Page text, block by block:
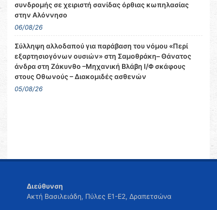
συνδρομής σε χειριστή σανίδας όρθιας κωπηλασίας
στην Αλόννησο
06/08/26
Σύλληψη αλλοδαπού για παράβαση του νόμου «Περί
εξαρτησιογόνων ουσιών» στη Σαμοθράκη– Θάνατος
άνδρα στη Ζάκυνθο –Μηχανική Βλάβη Ι/Φ σκάφους
στους Οθωνούς – Διακομιδές ασθενών
05/08/26
Διεύθυνση
Ακτή Βασιλειάδη, Πύλες Ε1-Ε2, Δραπετσώνα